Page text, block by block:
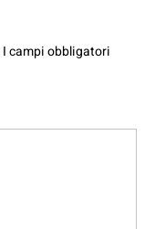
I campi obbligatori